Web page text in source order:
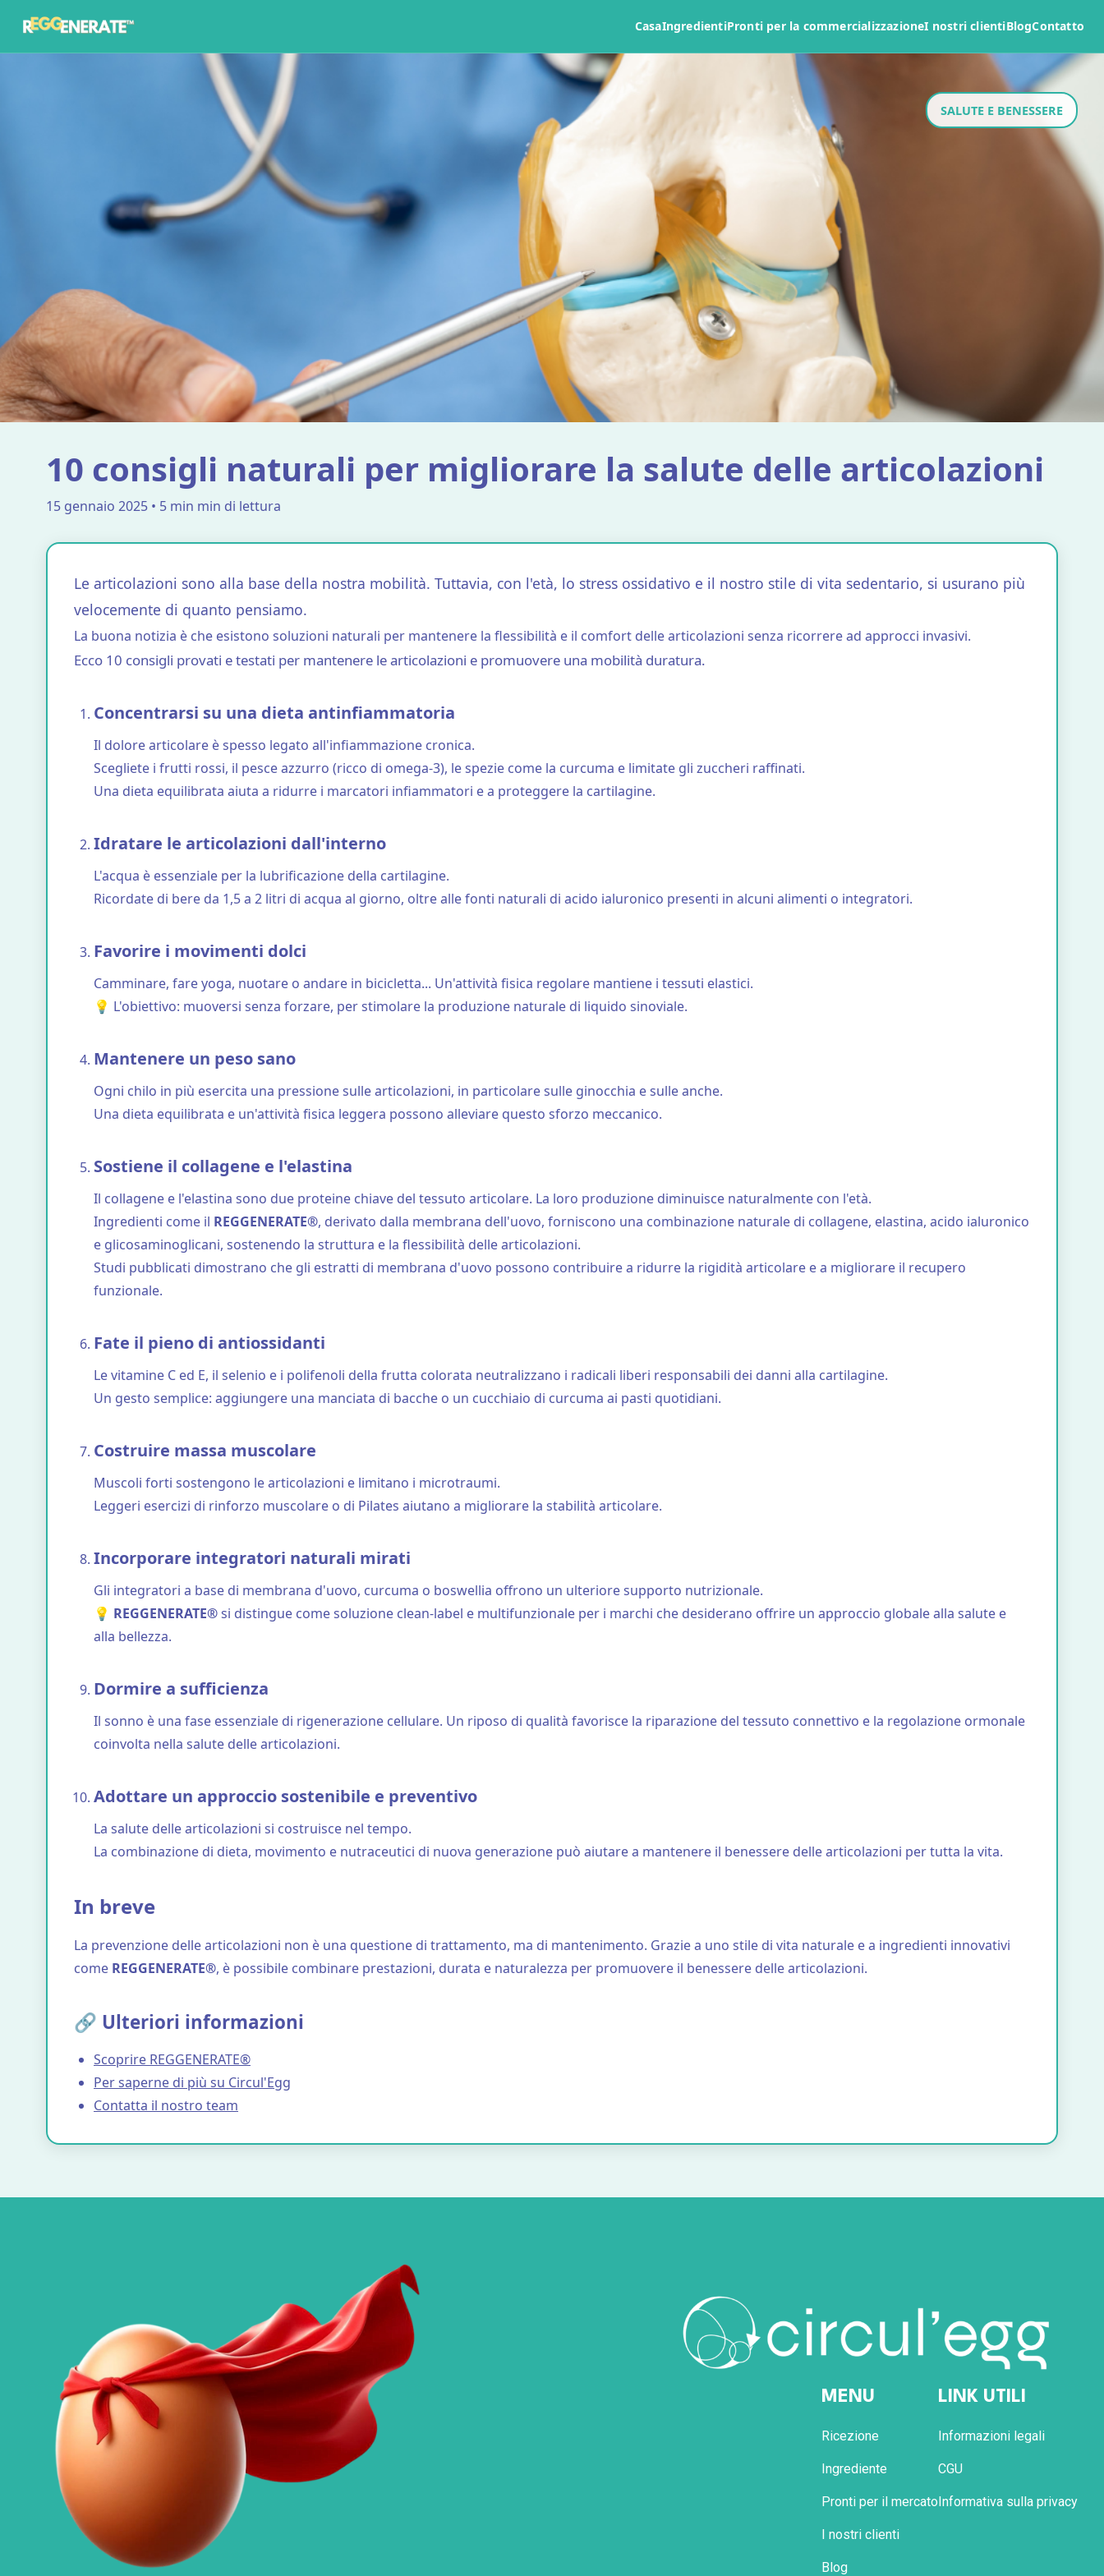
CasaIngredientiPronti per la commercializzazioneI nostri clientiBlogContatto
SALUTE E BENESSERE
10 consigli naturali per migliorare la salute delle articolazioni
15 gennaio 2025 • 5 min min di lettura
Le articolazioni sono alla base della nostra mobilità. Tuttavia, con l'età, lo stress ossidativo e il nostro stile di vita sedentario, si usurano più
velocemente di quanto pensiamo.
La buona notizia è che esistono soluzioni naturali per mantenere la flessibilità e il comfort delle articolazioni senza ricorrere ad approcci invasivi.
Ecco 10 consigli provati e testati per mantenere le articolazioni e promuovere una mobilità duratura.
Concentrarsi su una dieta antinfiammatoria
Il dolore articolare è spesso legato all'infiammazione cronica.
Scegliete i frutti rossi, il pesce azzurro (ricco di omega-3), le spezie come la curcuma e limitate gli zuccheri raffinati.
Una dieta equilibrata aiuta a ridurre i marcatori infiammatori e a proteggere la cartilagine.
Idratare le articolazioni dall'interno
L'acqua è essenziale per la lubrificazione della cartilagine.
Ricordate di bere da 1,5 a 2 litri di acqua al giorno, oltre alle fonti naturali di acido ialuronico presenti in alcuni alimenti o integratori.
Favorire i movimenti dolci
Camminare, fare yoga, nuotare o andare in bicicletta... Un'attività fisica regolare mantiene i tessuti elastici.
💡 L'obiettivo: muoversi senza forzare, per stimolare la produzione naturale di liquido sinoviale.
Mantenere un peso sano
Ogni chilo in più esercita una pressione sulle articolazioni, in particolare sulle ginocchia e sulle anche.
Una dieta equilibrata e un'attività fisica leggera possono alleviare questo sforzo meccanico.
Sostiene il collagene e l'elastina
Il collagene e l'elastina sono due proteine chiave del tessuto articolare. La loro produzione diminuisce naturalmente con l'età.
Ingredienti come il REGGENERATE®, derivato dalla membrana dell'uovo, forniscono una combinazione naturale di collagene, elastina, acido ialuronico
e glicosaminoglicani, sostenendo la struttura e la flessibilità delle articolazioni.
Studi pubblicati dimostrano che gli estratti di membrana d'uovo possono contribuire a ridurre la rigidità articolare e a migliorare il recupero
funzionale.
Fate il pieno di antiossidanti
Le vitamine C ed E, il selenio e i polifenoli della frutta colorata neutralizzano i radicali liberi responsabili dei danni alla cartilagine.
Un gesto semplice: aggiungere una manciata di bacche o un cucchiaio di curcuma ai pasti quotidiani.
Costruire massa muscolare
Muscoli forti sostengono le articolazioni e limitano i microtraumi.
Leggeri esercizi di rinforzo muscolare o di Pilates aiutano a migliorare la stabilità articolare.
Incorporare integratori naturali mirati
Gli integratori a base di membrana d'uovo, curcuma o boswellia offrono un ulteriore supporto nutrizionale.
💡 REGGENERATE®si distingue come soluzione clean-label e multifunzionale per i marchi che desiderano offrire un approccio globale alla salute e
alla bellezza.
Dormire a sufficienza
Il sonno è una fase essenziale di rigenerazione cellulare. Un riposo di qualità favorisce la riparazione del tessuto connettivo e la regolazione ormonale
coinvolta nella salute delle articolazioni.
Adottare un approccio sostenibile e preventivo
La salute delle articolazioni si costruisce nel tempo.
La combinazione di dieta, movimento e nutraceutici di nuova generazione può aiutare a mantenere il benessere delle articolazioni per tutta la vita.
In breve
La prevenzione delle articolazioni non è una questione di trattamento, ma di mantenimento. Grazie a uno stile di vita naturale e a ingredienti innovativi
come REGGENERATE®, è possibile combinare prestazioni, durata e naturalezza per promuovere il benessere delle articolazioni.
🔗 Ulteriori informazioni
Scoprire REGGENERATE®
Per saperne di più su Circul'Egg
Contatta il nostro team
MENU
Ricezione
Ingrediente
Pronti per il mercato
I nostri clienti
Blog
LINK UTILI
Informazioni legali
CGU
Informativa sulla privacy